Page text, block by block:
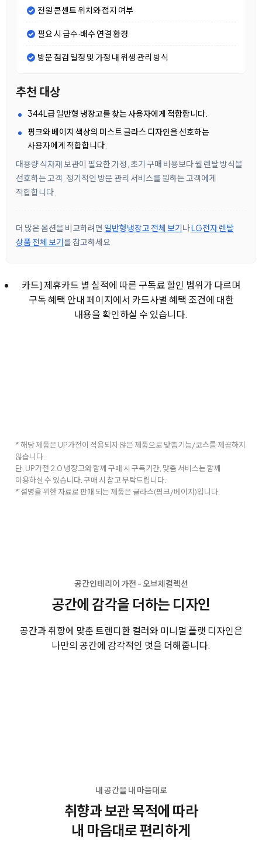
전원 콘센트 위치와 접지 여부
필요 시 급수·배수 연결 환경
방문 점검 일정 및 가정 내 위생 관리 방식
추천 대상
344L급 일반형 냉장고를 찾는 사용자에게 적합합니다.
핑크와 베이지 색상의 미스트 글라스 디자인을 선호하는
사용자에게 적합합니다.
대용량 식자재 보관이 필요한 가정, 초기 구매 비용보다 월 렌탈 방식을
선호하는 고객, 정기적인 방문 관리 서비스를 원하는 고객에게
적합합니다.
더 많은 옵션을 비교하려면 일반형냉장고 전체 보기나LG전자 렌탈
상품 전체 보기를 참고하세요.
카드] 제휴카드 별 실적에 따른 구독료 할인 범위가 다르며
구독 혜택 안내 페이지에서 카드사별 혜택 조건에 대한
내용을 확인하실 수 있습니다.
* 해당 제품은 UP가전이 적용되지 않은 제품으로 맞춤기능/코스를 제공하지
않습니다.
단, UP가전 2.0 냉장고와 함께 구매 시 구독기간, 맞춤 서비스는 함께
이용하실 수 있습니다. 구매 시 참고 부탁드립니다.
* 설명을 위한 자료로 판매 되는 제품은 글라스(핑크/베이지)입니다.
공간인테리어 가전 - 오브제컬렉션
공간에 감각을 더하는 디자인
공간과 취향에 맞춘 트렌디한 컬러와 미니멀 플랫 디자인은
나만의 공간에 감각적인 멋을 더해줍니다.
내 공간을 내 마음대로
취향과 보관 목적에 따라
내 마음대로 편리하게